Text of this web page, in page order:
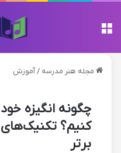
مجله هنر مدرسه /آموزش
چگونه انگیزه
کنیم؟
برتر